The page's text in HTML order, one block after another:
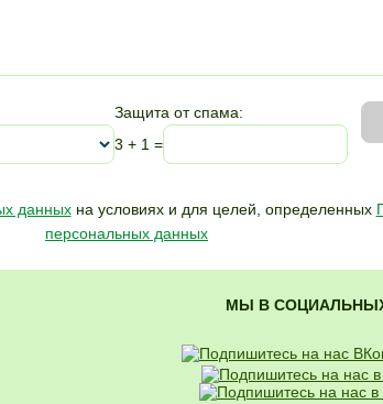
Защита от спама:
3 + 1 =
данныхна условиях и для целей, определенных
персональных данных
МЫ В